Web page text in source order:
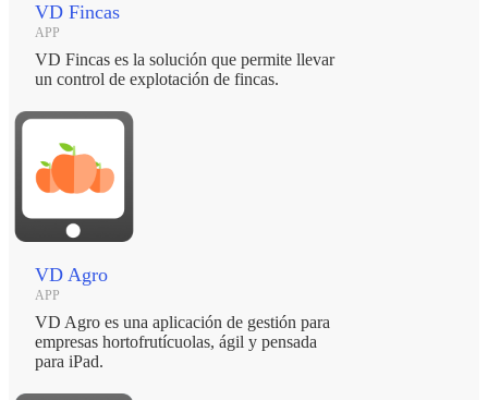
VD Fincas
APP
VD Fincas es la solución que permite llevar
un control de explotación de fincas.
VD Agro
APP
VD Agro es una aplicación de gestión para
empresas hortofrutícuolas, ágil y pensada
para iPad.